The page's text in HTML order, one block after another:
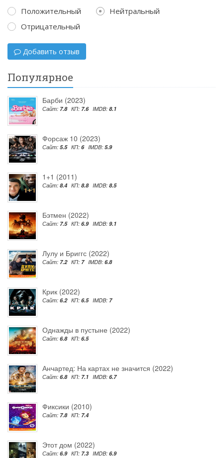
Положительный
Нейтральный
Отрицательный
Добавить отзыв
Популярное
Барби (2023)
Сайт: 7.8 КП: 7.6 IMDB: 8.1
Форсаж 10 (2023)
Сайт: 5.5 КП: 6 IMDB: 5.9
1+1 (2011)
Сайт: 8.4 КП: 8.8 IMDB: 8.5
Бэтмен (2022)
Сайт: 7.5 КП: 6.9 IMDB: 9.1
Лулу и Бриггс (2022)
Сайт: 7.2 КП: 7 IMDB: 6.8
Крик (2022)
Сайт: 6.2 КП: 6.5 IMDB: 7
Однажды в пустыне (2022)
Сайт: 6.8 КП: 6.5
Анчартед: На картах не значится (2022)
Сайт: 6.8 КП: 7.1 IMDB: 6.7
Фиксики (2010)
Сайт: 7.8 КП: 7.4
Этот дом (2022)
Сайт: 6.9 КП: 7.3 IMDB: 6.9